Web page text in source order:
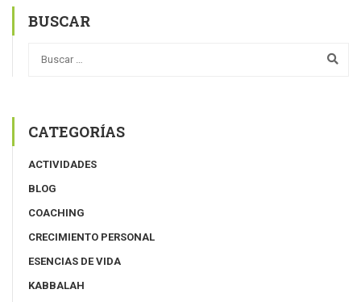
BUSCAR
CATEGORÍAS
ACTIVIDADES
BLOG
COACHING
CRECIMIENTO PERSONAL
ESENCIAS DE VIDA
KABBALAH